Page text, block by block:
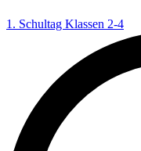
1. Schultag Klassen 2-4